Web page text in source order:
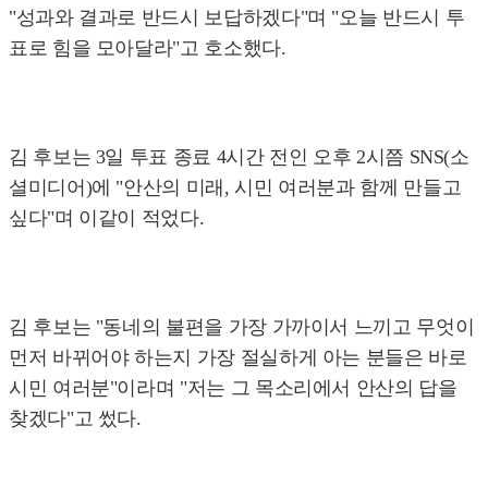
"성과와 결과로 반드시 보답하겠다"며 "오늘 반드시 투
표로 힘을 모아달라"고 호소했다.
김 후보는 3일 투표 종료 4시간 전인 오후 2시쯤 SNS(소
셜미디어)에 "안산의 미래, 시민 여러분과 함께 만들고
싶다"며 이같이 적었다.
김 후보는 "동네의 불편을 가장 가까이서 느끼고 무엇이
먼저 바뀌어야 하는지 가장 절실하게 아는 분들은 바로
시민 여러분"이라며 "저는 그 목소리에서 안산의 답을
찾겠다"고 썼다.